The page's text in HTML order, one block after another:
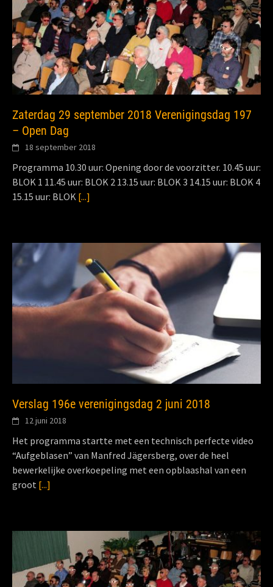
Zaterdag 29 september 2018 Verenigingsdag 197
– Open Dag
18 september 2018
Programma 10.30 uur: Opening door de voorzitter. 10.45 uur:
BLOK 1 11.45 uur: BLOK 2 13.15 uur: BLOK 3 14.15 uur: BLOK 4
15.15 uur: BLOK [...]
Verslag 196e verenigingsdag 2 juni 2018
12 juni 2018
Het programma startte met een technisch perfecte video
“Aufgeblasen” van Manfred Jägersberg, over de heel
bewerkelijke overkoepeling met een opblaashal van een
groot [...]